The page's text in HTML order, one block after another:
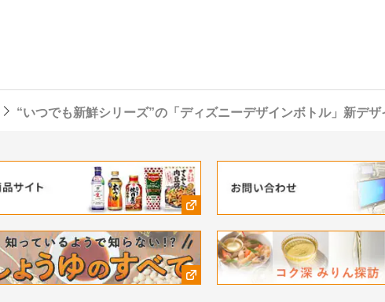
“いつでも新鮮シリーズ”の「ディズニーデザインボトル」新デ